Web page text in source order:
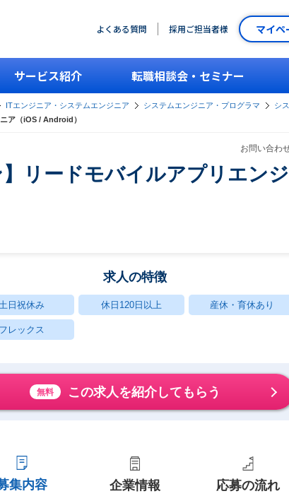
よくある質問 採用ご担当者様 マイペ
サービス紹介 転職相談会・セミナー
ITエンジニア・システムエンジニア システムエンジニア・プログラマ
シ
ア（iOS / Android）
お問い合わ
】リードモバイルアプリエン
求人の特徴
日祝休み 休日120日以上 産休・育休あり
フレックス
無料 この求人を紹介してもらう
集内容 企業情報 応募の流れ